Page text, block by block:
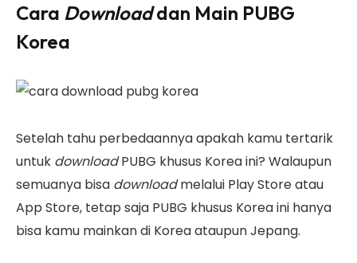
Cara Downloaddan Main PUBG
Korea
Setelah tahu perbedaannya apakah kamu tertarik
untuk downloadPUBG khusus Korea ini? Walaupun
semuanya bisa downloadmelalui Play Store atau
App Store, tetap saja PUBG khusus Korea ini hanya
bisa kamu mainkan di Korea ataupun Jepang.